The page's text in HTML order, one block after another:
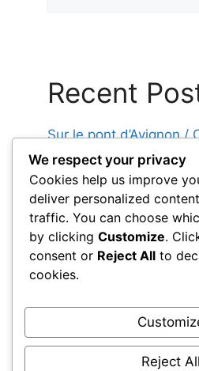
Recent
Sur le pont d’Avignon /
Avignon
Au feu les pompiers /
Alouette / Little Lark
Au Clair de la Lune / By
Moon
Frère Jacques / Brother
We respect your privacy
Cookies help us improve
deliver personalized
traffic. You can choose
by clicking Customize.
consent or Reject All to
cookies.
Reject All